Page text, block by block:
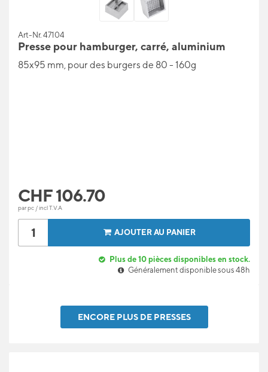
Art-Nr. 47104
Presse pour hamburger, carré, aluminium
85x95 mm, pour des burgers de 80 - 160g
CHF106.70
par pc / incl T.V.A
AJOUTER AU PANIER
Plus de 10 pièces disponibles en stock.
Généralement disponible sous 48h
ENCORE PLUS DE PRESSES